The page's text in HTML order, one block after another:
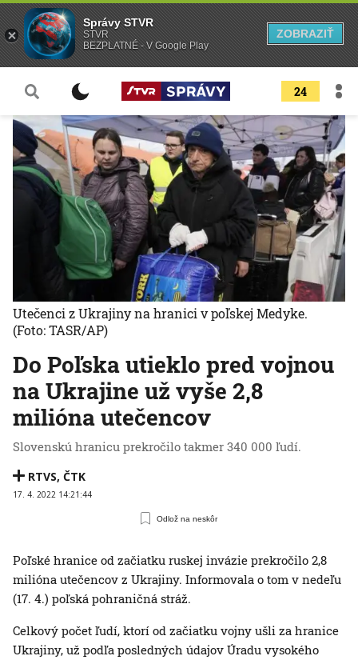
24
Do Poľska utieklo pred vojnou
na Ukrajine už vyše 2,8
milióna utečencov
Slovenskú hranicu prekročilo takmer 340 000 ľudí.
RTVS, ČTK
17. 4. 2022 14:21:44
Odlož na neskôr
Utečenci z Ukrajiny na hranici v poľskej Medyke.
(Foto: TASR/AP)
Poľské hranice od začiatku ruskej invázie prekročilo 2,8
milióna utečencov z Ukrajiny. Informovala o tom v nedeľu
(17. 4.) poľská pohraničná stráž.
Celkový počet ľudí, ktorí od začiatku vojny ušli za hranice
Ukrajiny, už podľa posledných údajov Úradu vysokého
Správy STVR
STVR
BEZPLATNÉ - V Google Play
ZOBRAZIŤ